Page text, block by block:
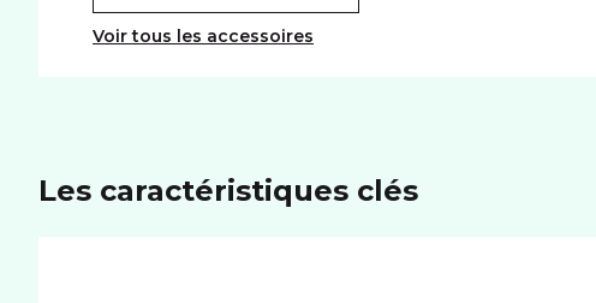
Voir tous les accessoires
Les caractéristiques clés